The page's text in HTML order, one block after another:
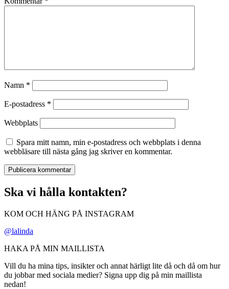
Namn *
E-postadress *
Webbplats
Spara mitt namn, min e-postadress och webbplats i denna
webbläsare till nästa gång jag skriver en kommentar.
Ska vi hålla kontakten?
KOM OCH HÄNG PÅ INSTAGRAM
@lalinda
HAKA PÅ MIN MAILLISTA
Vill du ha mina tips, insikter och annat härligt lite då och då om hur
du jobbar med sociala medier? Signa upp dig på min maillista
nedan!